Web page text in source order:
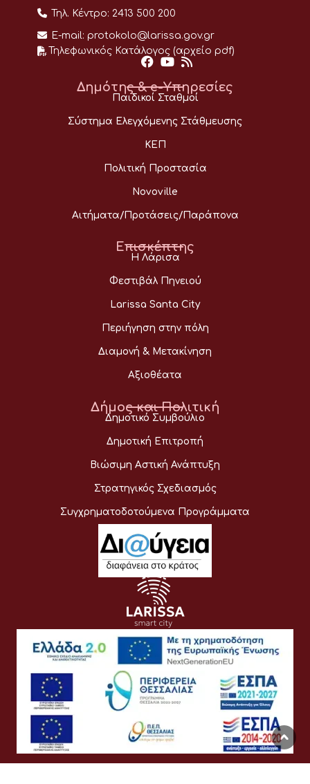
Τηλ. Κέντρο: 2413 500 200
E-mail: protokolo@larissa.gov.gr
Τηλεφωνικός Κατάλογος (αρχείο pdf)
Δημότης & e-Υπηρεσίες
Παιδικοί Σταθμοί
Σύστημα Ελεγχόμενης Στάθμευσης
ΚΕΠ
Πολιτική Προστασία
Novoville
Αιτήματα/Προτάσεις/Παράπονα
Επισκέπτης
Η Λάρισα
Φεστιβάλ Πηνειού
Larissa Santa City
Περιήγηση στην πόλη
Διαμονή & Μετακίνηση
Αξιοθέατα
Δήμος και Πολιτική
Δημοτικό Συμβούλιο
Δημοτική Επιτροπή
Βιώσιμη Αστική Ανάπτυξη
Στρατηγικός Σχεδιασμός
Συγχρηματοδοτούμενα Προγράμματα